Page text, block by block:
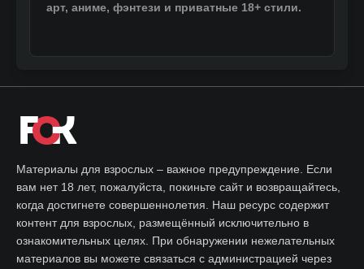
арт, аниме, фэнтези и приватные 18+ стили.
Материалы для взрослых – важное предупреждение. Если
вам нет 18 лет, пожалуйста, покиньте сайт и возвращайтесь,
когда достигнете совершеннолетия. Наш ресурс содержит
контент для взрослых, размещённый исключительно в
ознакомительных целях. При обнаружении нежелательных
материалов вы можете связаться с администрацией через